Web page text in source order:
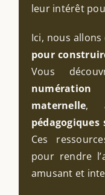
leur intérêt
Ici, nous
pour
Vous
maternelle,
Ces
pour rendre
amusant et